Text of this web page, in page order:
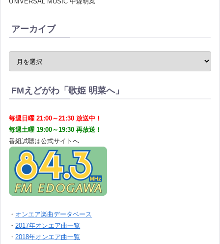
アーカイブ
FMえどがわ「歌姫 明菜へ」
毎週日曜 21:00～21:30 放送中！
毎週土曜 19:00～19:30 再放送！
番組試聴は公式サイトへ
・ オンエア楽曲データベース
・2017年オンエア曲一覧
・2018年オンエア曲一覧